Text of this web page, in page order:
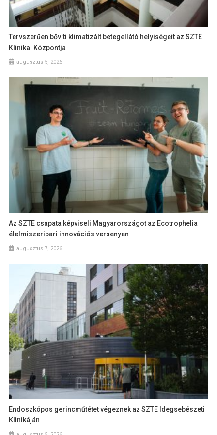
Tervszerűen bővíti klimatizált betegellátó helyiségeit az SZTE
Klinikai Központja
augusztus 5, 2026
Az SZTE csapata képviseli Magyarországot az Ecotrophelia
élelmiszeripari innovációs versenyen
augusztus 7, 2026
Endoszkópos gerincműtétet végeznek az SZTE Idegsebészeti
Klinikáján